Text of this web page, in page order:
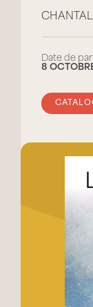
Date de
8